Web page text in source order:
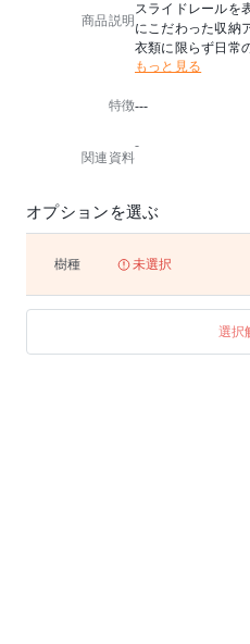
商品説明
スライドレールを
にこだわった収納
衣類に限らず日常
シリーズ共通モチ
棚板(DDR-170
もっと見る
特徴---
関連資料
-
オプションを選ぶ
樹種 未選択
選択